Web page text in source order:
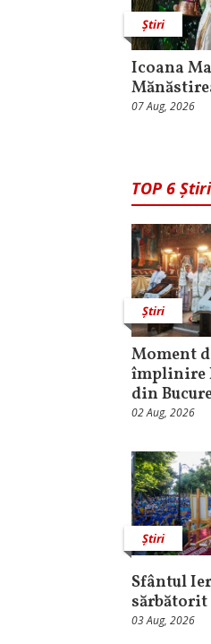
Știri
Icoana
07 Aug, 2026
TOP 6 Știri
Știri
Moment
împlinire
din
02 Aug, 2026
Știri
Sfântul
sărbătorit
03 Aug, 2026